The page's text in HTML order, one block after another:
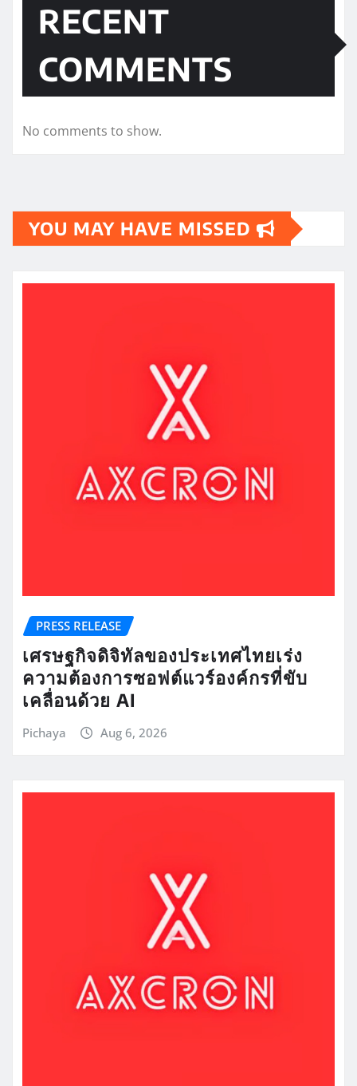
RECENT
COMMENTS
No comments to show.
YOU MAY HAVE MISSED
PRESS RELEASE
เศรษฐกิจดิจิทัลของประเทศไทยเร่ง
ความต้องการซอฟต์แวร์องค์กรที่ขับ
เคลื่อนด้วย AI
Pichaya Aug 6, 2026